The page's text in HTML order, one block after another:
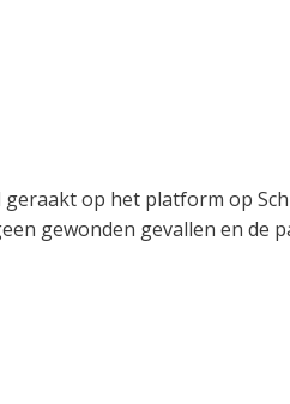
geraakt op het platform op
gewonden gevallen en de